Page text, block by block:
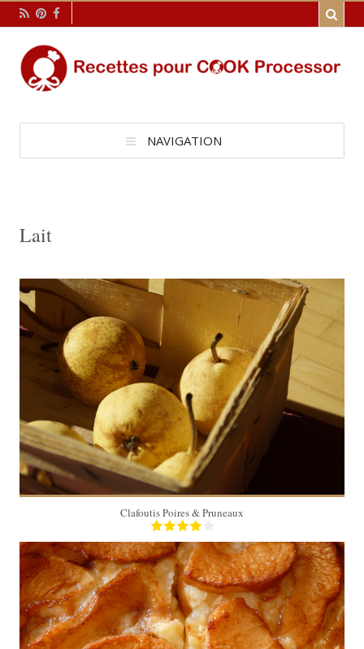
NAVIGATION
Lait
40 Min
Clafoutis Poires & Pruneaux